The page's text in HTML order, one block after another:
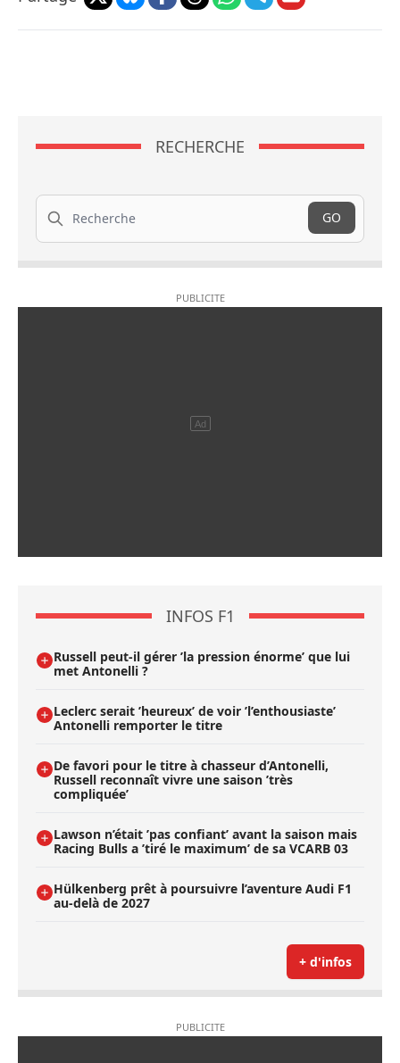
RECHERCHE
Recherche
GO
INFOS F1
Russell peut-il gérer ’la pression énorme’ que lui
met Antonelli ?
Leclerc serait ’heureux’ de voir ’l’enthousiaste’
Antonelli remporter le titre
De favori pour le titre à chasseur d’Antonelli,
Russell reconnaît vivre une saison ’très
compliquée’
Lawson n’était ’pas confiant’ avant la saison mais
Racing Bulls a ’tiré le maximum’ de sa VCARB 03
Hülkenberg prêt à poursuivre l’aventure Audi F1
au-delà de 2027
+ d'infos